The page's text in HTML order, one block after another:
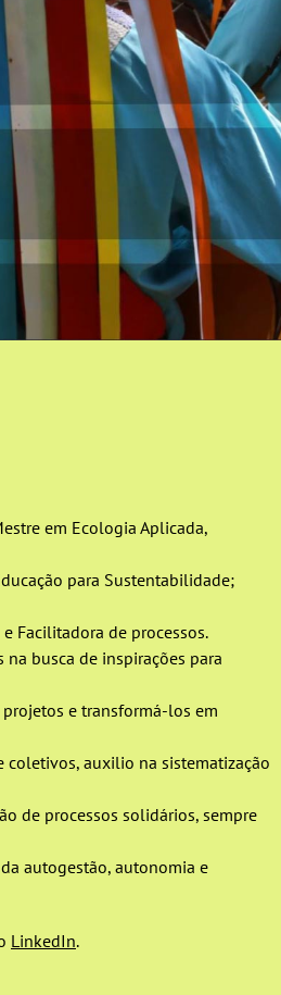
em Ecologia Aplicada,
para Sustentabilidade;
Facilitadora de processos.
busca de inspirações para
e transformá-los em
coletivos, auxilio na sistematização
de processos solidários, sempre
autogestão, autonomia e
LinkedIn.